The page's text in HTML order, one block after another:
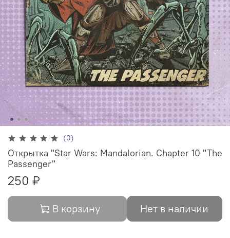
(0)
Открытка "Star Wars: Mandalorian. Chapter 10 "The
Passenger"
250 ₽
В корзину Нет в наличии